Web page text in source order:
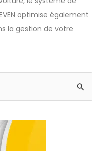
optimise également
la gestion de votre